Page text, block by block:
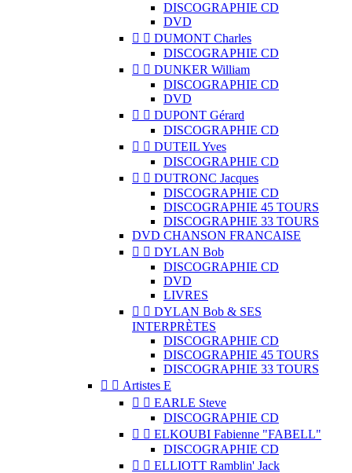
DISCOGRAPHIE CD
DVD
  DUMONT Charles
DISCOGRAPHIE CD
  DUNKER William
DISCOGRAPHIE CD
DVD
  DUPONT Gérard
DISCOGRAPHIE CD
  DUTEIL Yves
DISCOGRAPHIE CD
  DUTRONC Jacques
DISCOGRAPHIE CD
DISCOGRAPHIE 45 TOURS
DISCOGRAPHIE 33 TOURS
DVD CHANSON FRANCAISE
  DYLAN Bob
DISCOGRAPHIE CD
DVD
LIVRES
  DYLAN Bob & SES
INTERPRÈTES
DISCOGRAPHIE CD
DISCOGRAPHIE 45 TOURS
DISCOGRAPHIE 33 TOURS
  Artistes E
  EARLE Steve
DISCOGRAPHIE CD
  ELKOUBI Fabienne "FABELL"
DISCOGRAPHIE CD
  ELLIOTT Ramblin' Jack